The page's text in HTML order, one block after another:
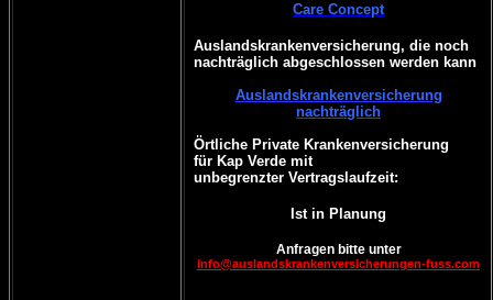
Care Concept
Auslandskrankenversicherung, die noch
nachträglich abgeschlossen werden kann
Auslandskrankenversicherung
nachträglich
Örtliche Private Krankenversicherung
für Kap Verde mit
unbegrenzter Vertragslaufzeit:
Ist in Planung
Anfragen bitte unter
info@auslandskrankenversicherungen-fuss.com